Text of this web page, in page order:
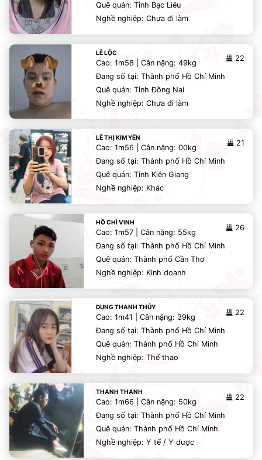
Quê quán: Tỉnh Bạc Liêu
Nghề nghiệp: Chưa đi làm
LÊ LỘC
22
Cao: 1m58 | Cân nặng: 49kg
Đang số tại: Thành phố Hồ Chí Minh
Quê quán: Tỉnh Đồng Nai
Nghề nghiệp: Chưa đi làm
LÊ THỊ KIM YẾN
21
Cao: 1m56 | Cân nặng: 00kg
Đang số tại: Thành phố Hồ Chí Minh
Quê quán: Tỉnh Kiên Giang
Nghề nghiệp: Khác
HỒ CHÍ VINH
26
Cao: 1m57 | Cân nặng: 55kg
Đang số tại: Thành phố Hồ Chí Minh
Quê quán: Thành phố Cần Thơ
Nghề nghiệp: Kinh doanh
DỤNG THANH THỦY
22
Cao: 1m41 | Cân nặng: 39kg
Đang số tại: Thành phố Hồ Chí Minh
Quê quán: Thành phố Hồ Chí Minh
Nghề nghiệp: Thể thao
THANH THANH
22
Cao: 1m66 | Cân nặng: 50kg
Đang số tại: Thành phố Hồ Chí Minh
Quê quán: Thành phố Hồ Chí Minh
Nghề nghiệp: Y tế / Y dược